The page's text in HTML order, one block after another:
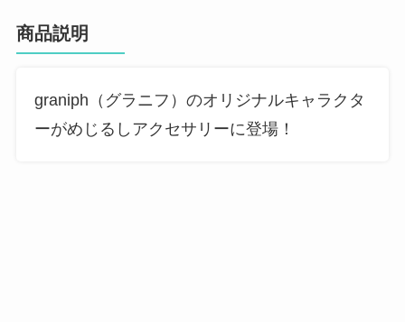
商品説明
graniph（グラニフ）のオリジナルキャラクタ
ーがめじるしアクセサリーに登場！